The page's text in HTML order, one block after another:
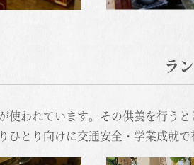
ラ
使われています。その供養を行う
ひとり向けに交通安全・学業成就で